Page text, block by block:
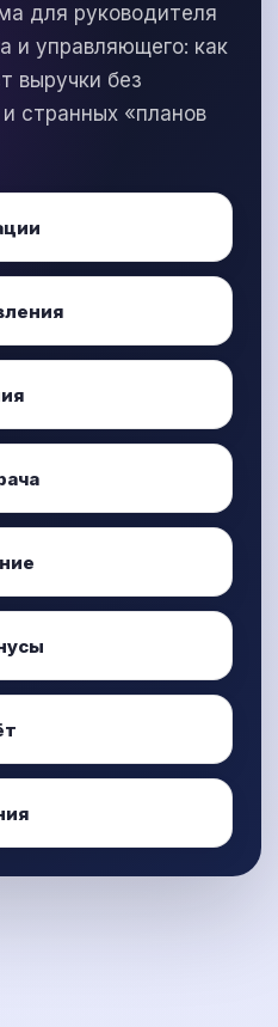
для руководителя
и управляющего: как
выручки без
странных «планов